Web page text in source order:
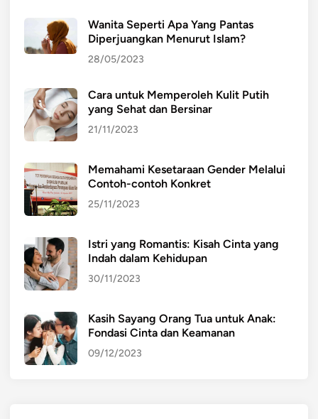
Wanita Seperti Apa Yang Pantas
Diperjuangkan Menurut Islam?
28/05/2023
Cara untuk Memperoleh Kulit Putih
yang Sehat dan Bersinar
21/11/2023
Memahami Kesetaraan Gender Melalui
Contoh-contoh Konkret
25/11/2023
Istri yang Romantis: Kisah Cinta yang
Indah dalam Kehidupan
30/11/2023
Kasih Sayang Orang Tua untuk Anak:
Fondasi Cinta dan Keamanan
09/12/2023